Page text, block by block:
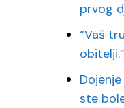
prvog
“Vaš
obitelji.”
ste